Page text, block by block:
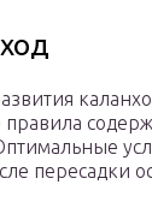
пересадки